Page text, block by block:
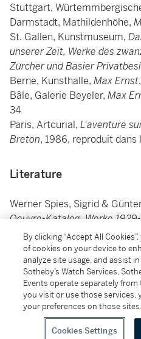
Stuttgart,
Darmstadt, Mathildenhöhe,
St. Gallen, Kunstmuseum,
unserer Zeit, Werke des
Zürcher und Basier
Berne, Kunsthalle, Max Ernst
Bâle, Galerie Beyeler, Max
34
Paris, Artcurial, L'aventure
Breton, 1986, reproduit dans
Literature
Werner Spies, Sigrid &
Oeuvre-Katalog, Werke
IV, no. 1899, illustrated p. 171
_________
Werner Spies, Sigrid &
Oeuvre-Katalog, Werke 1929-
IV, no. 1899, reproduit p. 171
By clicking “Accept All
of cookies on your device to
analyze site usage, and assist
Sotheby’s Watch Services,
Events operate separately from
you visit or use those services,
your preferences on those sites.
Cookies Settings